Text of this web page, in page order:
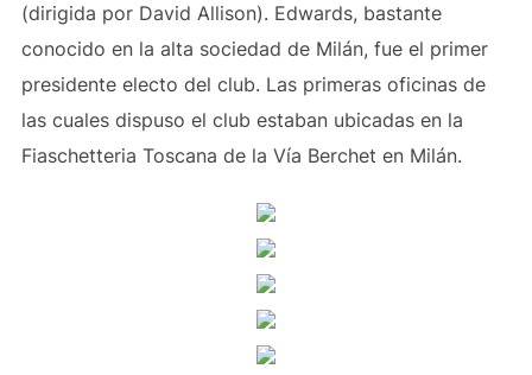
(dirigida por David Allison). Edwards, bastante
conocido en la alta sociedad de Milán, fue el primer
presidente electo del club. Las primeras oficinas de
las cuales dispuso el club estaban ubicadas en la
Fiaschetteria Toscana de la Vía Berchet en Milán.